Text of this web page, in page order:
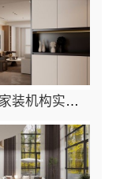
同城口碑家装机构实惠-嘉兴绿色之家建材科技有限公司